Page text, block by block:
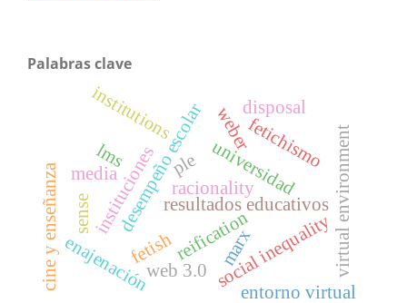
Palabras clave
universidad
fetichismo
resultados educativos
desempeño escolar
social inequality
racionality
weber
institutions
instituciones
fetish
disposal
reification
enajenación marx
media
cine y enseñanza virtual environment
ple
lms
entorno virtual
web 3.0
sense